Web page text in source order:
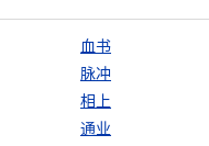
血书
脉冲
相上
通业